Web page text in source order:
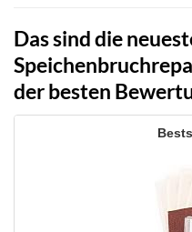
Das sind die
der besten